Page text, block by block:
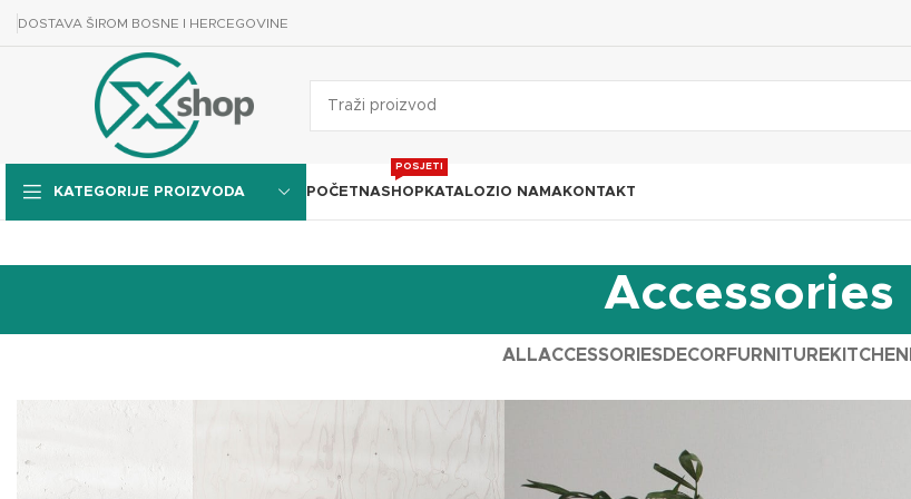
DOSTAVA ŠIROM BOSNE I HERCEGOVINE
KATEGORIJE PROIZVODA POČETNASHOP
POSJETI
KATALOZI O NAMA KONTAKT
Accessories
ALLACCESSORIESDECOR FURNITUREKITCHEN